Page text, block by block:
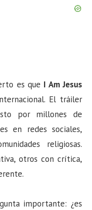
es que I Am Jesus
El tráiler
por millones de
en redes sociales,
religiosas.
otros con crítica,
importante: ¿es